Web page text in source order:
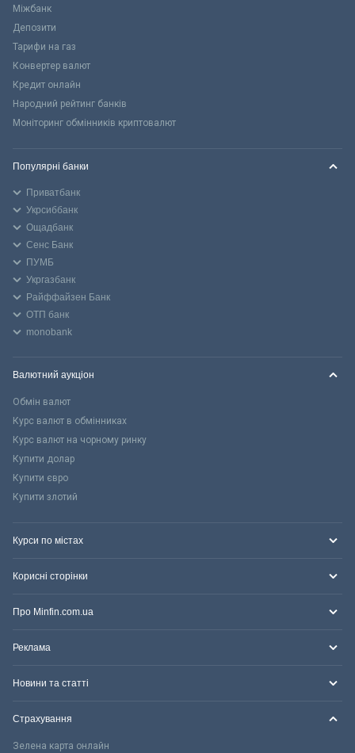
Міжбанк
Депозити
Тарифи на газ
Конвертер валют
Кредит онлайн
Народний рейтинг банків
Моніторинг обмінників криптовалют
Популярні банки
Приватбанк
Укрсиббанк
Ощадбанк
Сенс Банк
ПУМБ
Укргазбанк
Райффайзен Банк
ОТП банк
monobank
Валютний аукціон
Обмін валют
Курс валют в обмінниках
Курс валют на чорному ринку
Купити долар
Купити євро
Купити злотий
Курси по містах
Корисні сторінки
Про Minfin.com.ua
Реклама
Новини та статті
Страхування
Зелена карта онлайн